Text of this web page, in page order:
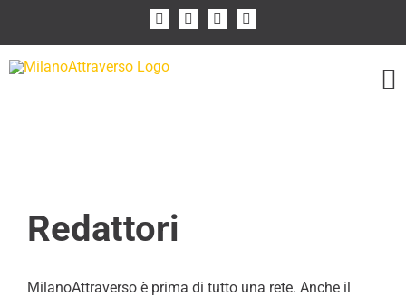
contenuto
FacebookInstagram
Flickr
Redattori
MilanoAttraverso è prima di tutto una rete. Anche il